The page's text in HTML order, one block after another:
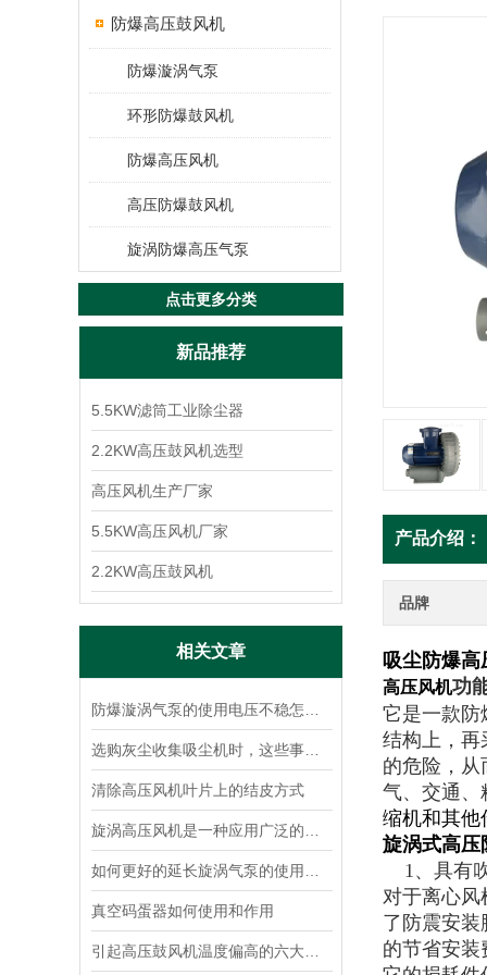
防爆高压鼓风机
防爆漩涡气泵
环形防爆鼓风机
防爆高压风机
高压防爆鼓风机
旋涡防爆高压气泵
点击更多分类
新品推荐
5.5KW滤筒工业除尘器
2.2KW高压鼓风机选型
高压风机生产厂家
5.5KW高压风机厂家
2.2KW高压鼓风机
相关文章
清除高压风机叶片上的结皮方式
真空码蛋器如何使用和作用
产品介绍：
品牌
吸尘防爆高
高压风机功
它是一款防
结构上，再
的危险，
气、交通、
缩机和其
旋涡式高压
1、具有
对于离心风
了防震安
的节省安装